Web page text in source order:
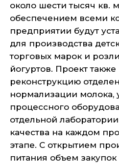
около шести тысяч кв.
обеспечением всеми
предприятии будут
для производства
торговых марок и
йогуртов. Проект
реконструкцию
нормализации молока,
процессного
отдельной
качества на каждом
этапе. С открытием
питания объем